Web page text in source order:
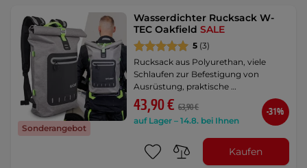
Sonderangebot
Wasserdichter Rucksack W-
TEC OakfieldSALE
5 (3)
Rucksack aus Polyurethan, viele
Schlaufen zur Befestigung von
Ausrüstung, praktische …
43,90 € 63,90 €
auf Lager – 14.8. bei Ihnen
-31%
Kaufen